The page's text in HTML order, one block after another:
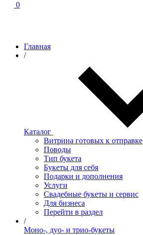
0
Главная
/
Каталог
Витрина готовых к отправке
Поводы
Тип букета
Букеты для себя
Подарки и дополнения
Услуги
Свадебные букеты и сервис
Для бизнеса
Перейти в раздел
/
Моно-, дуо- и трио-букеты